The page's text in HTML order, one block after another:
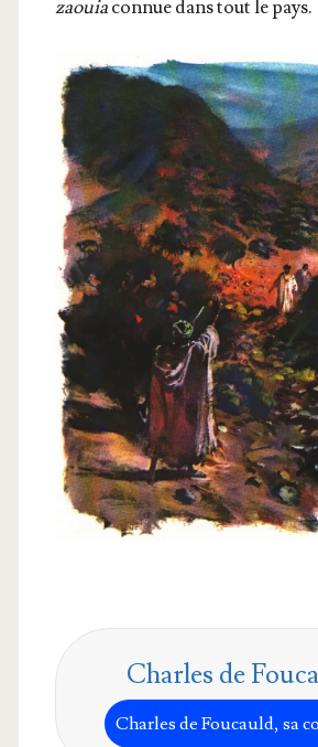
zaouiaconnue dans tout le pays.
Charles de
Charles de Fou­cauld, sa